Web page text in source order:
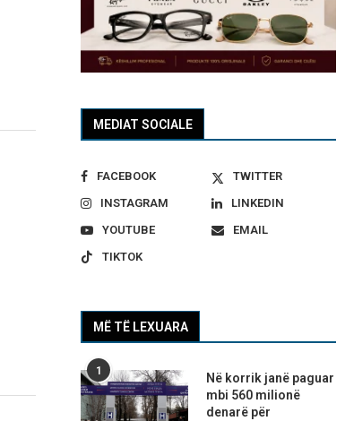
MEDIAT SOCIALE
FACEBOOK
TWITTER
INSTAGRAM
LINKEDIN
YOUTUBE
EMAIL
TIKTOK
MË TË LEXUARA
1
Në korrik janë paguar
mbi 560 milionë
denarë për